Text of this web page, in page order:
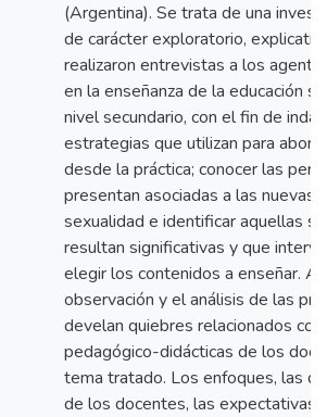
(Argentina). Se trata de una
de carácter exploratorio,
realizaron entrevistas a los
en la enseñanza de la educación
nivel secundario, con el fin de
estrategias que utilizan para
desde la práctica; conocer las
presentan asociadas a las nuevas
sexualidad e identificar aquellas
resultan significativas y que
elegir los contenidos a enseñar. A
observación y el análisis de las
develan quiebres relacionados
pedagógico-didácticas de los
tema tratado. Los enfoques, las
de los docentes, las expectativas